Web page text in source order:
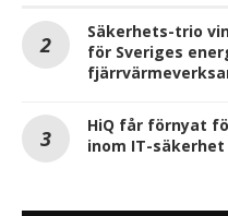
Säkerhets-trio
för Sveriges
HiQ får förnyat
inom IT-säkerhet